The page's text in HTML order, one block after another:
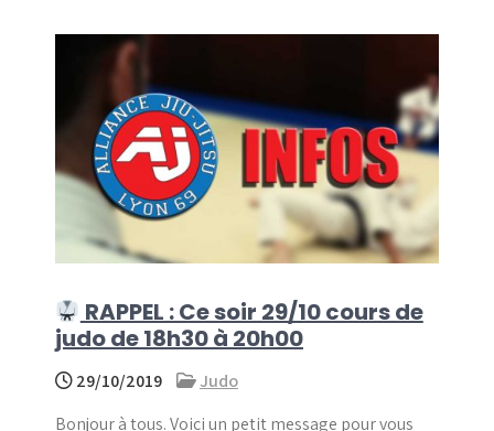
RAPPEL : Ce soir 29/10 cours de
judo de 18h30 à 20h00
29/10/2019
Judo
Bonjour à tous. Voici un petit message pour vous